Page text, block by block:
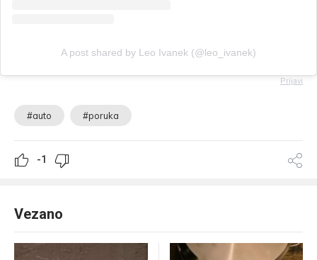
A post shared by Leo Ivanek (@leo_ivanek)
Prijavi
#auto #poruka
-1
Vezano